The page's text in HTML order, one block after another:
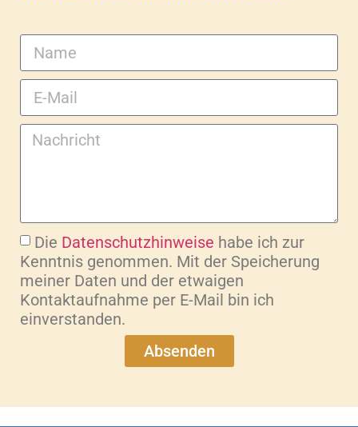
Die Datenschutzhinweise habe ich zur
Kenntnis genommen. Mit der Speicherung
meiner Daten und der etwaigen
Kontaktaufnahme per E-Mail bin ich
einverstanden.
Absenden